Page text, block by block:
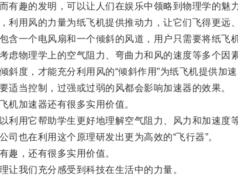
趣的发明，可以让人们在娱乐中领略到物理学的魅力
用风的力量为纸飞机提供推动力，让它们飞得更远、
一个电风扇和一个倾斜的风道，用户只需要将纸飞
物理学上的空气阻力、弯曲力和风的速度等多个因素
度，才能充分利用风的“倾斜作用”为纸飞机提供加速
当控制，过强或过弱的风都会影响加速器的效果。
加速器还有很多实用价值。
用它帮助学生更好地理解空气阻力、风力和加速度等
也在利用这个原理研发出更为高效的“飞行器”。
，还有很多实用价值。
我们充分感受到科技在生活中的力量。